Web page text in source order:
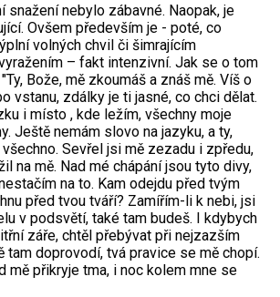
snažení nebylo zábavné. Naopak, je
Ovšem především je - poté, co
volných chvil či šimrajícím
– fakt intenzivní. Jak se o tom
Bože, mě zkoumáš a znáš mě. Víš o
vstanu, zdálky je ti jasné, co chci dělat.
i místo , kde ležím, všechny moje
Ještě nemám slovo na jazyku, a ty,
Sevřel jsi mě zezadu i zpředu,
na mě. Nad mé chápání jsou tyto divy,
na to. Kam odejdu před tvým
před tvou tváří? Zamířím-li k nebi, jsi
v podsvětí, také tam budeš. I kdybych
záře, chtěl přebývat při nejzazším
tam doprovodí, tvá pravice se mě chopí.
mě přikryje tma, i noc kolem mne se